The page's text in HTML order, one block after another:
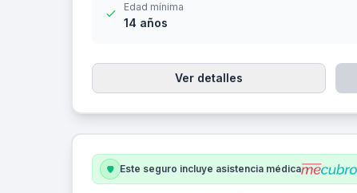
Edad mínima
14 años
Ver detalles
Este seguro incluye asistencia médica